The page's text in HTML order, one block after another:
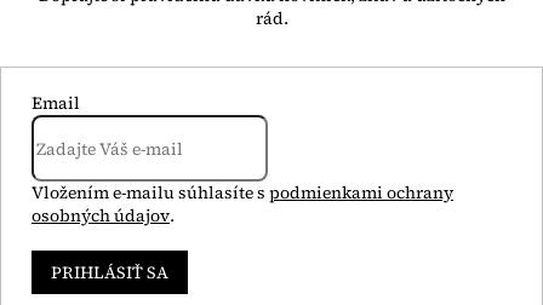
Email
Vložením e-mailu súhlasíte s podmienkami ochrany
osobných údajov.
PRIHLÁSIŤ SA